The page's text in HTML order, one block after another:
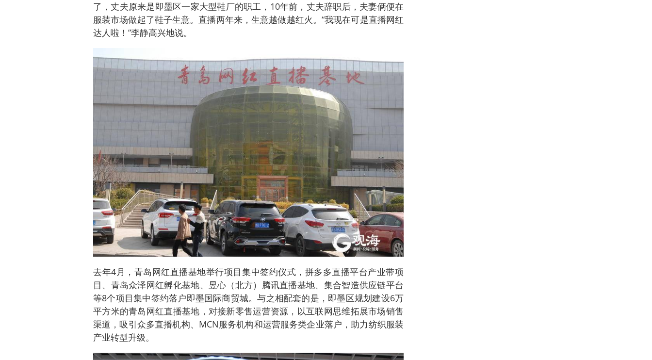
了，丈夫原来是即墨区一家大型鞋厂的职工，10年前，丈夫辞职后，夫妻俩便在
服装市场做起了鞋子生意。直播两年来，生意越做越红火。“我现在可是直播网红
达人啦！”李静高兴地说。
去年4月，青岛网红直播基地举行项目集中签约仪式，拼多多直播平台产业带项
目、青岛众泽网红孵化基地、昱心（北方）腾讯直播基地、集合智造供应链平台
等8个项目集中签约落户即墨国际商贸城。与之相配套的是，即墨区规划建设6万
平方米的青岛网红直播基地，对接新零售运营资源，以互联网思维拓展市场销售
渠道，吸引众多直播机构、MCN服务机构和运营服务类企业落户，助力纺织服装
产业转型升级。